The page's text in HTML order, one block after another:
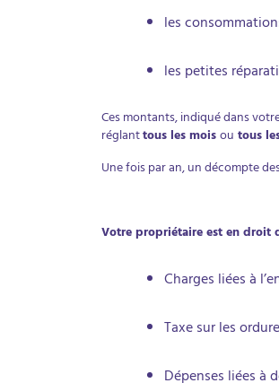
les
les petites
Ces montants, indiqué dans
réglanttous les moisoutous
Une fois par an, un décompte
Votre propriétaire est en droit
Charges liées à
Taxe sur les
Dépenses liées à